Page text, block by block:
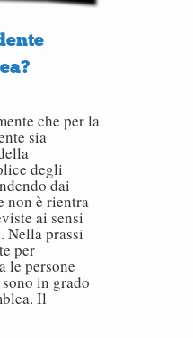
che per la
sia
degli
dai
non è rientra
ai sensi
Nella prassi
per
le persone
in grado
Il